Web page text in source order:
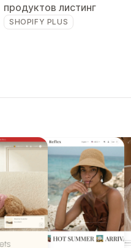
продуктов листинг
SHOPIFY PLUS